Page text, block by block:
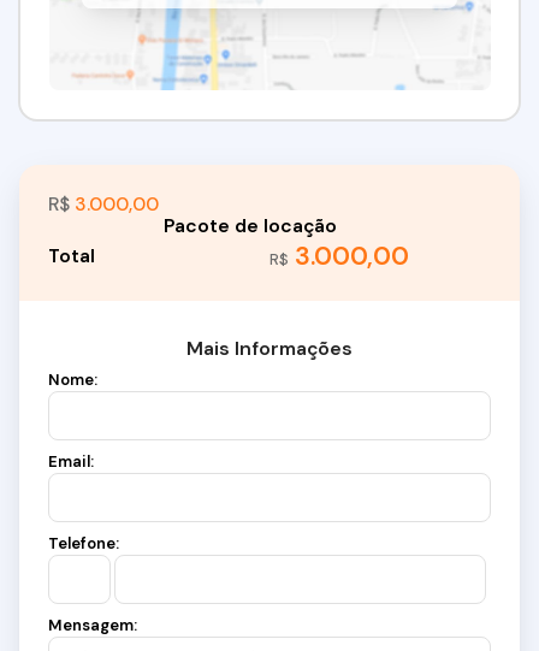
R$ 3.000,00
R$ 3.000,00
Mais Informações
Nome:
Email:
Telefone:
Mensagem: